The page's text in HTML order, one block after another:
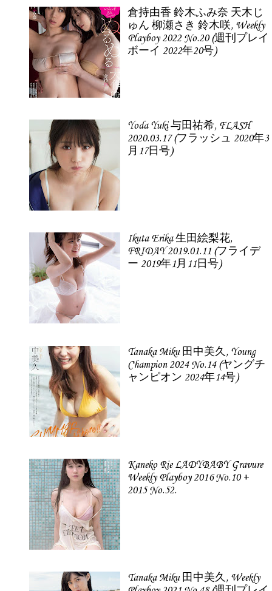
倉持由香 鈴木ふみ奈 天木じ
ゅん 柳瀬さき 鈴木咲, Weekly
Playboy 2022 No.20 (週刊プレイ
ボーイ 2022年20号)
Yoda Yuki 与田祐希, FLASH
2020.03.17 (フラッシュ 2020年3
月17日号)
Ikuta Erika 生田絵梨花,
FRIDAY 2019.01.11 (フライデ
ー 2019年1月11日号)
Tanaka Miku 田中美久, Young
Champion 2024 No.14 (ヤングチ
ャンピオン 2024年14号)
Kaneko Rie LADYBABY Gravure
Weekly Playboy 2016 No.10 +
2015 No.52.
Tanaka Miku 田中美久, Weekly